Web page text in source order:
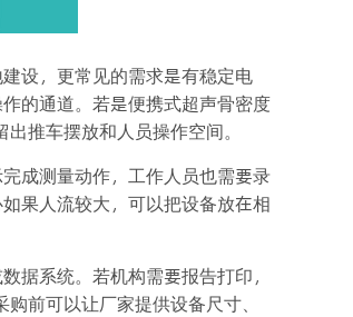
设，更常见的需求是有稳定电
的通道。若是便携式超声骨密度
推车摆放和人员操作空间。
成测量动作，工作人员也需要录
果人流较大，可以把设备放在相
据系统。若机构需要报告打印，
前可以让厂家提供设备尺寸、